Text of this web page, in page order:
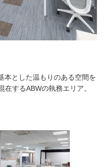
本とした温もりのある空間を
するABWの執務エリア。